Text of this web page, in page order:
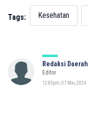
Tags: Kesehatan
Redaksi Daerah
Editor
12:03pm, 07 Mar, 2024